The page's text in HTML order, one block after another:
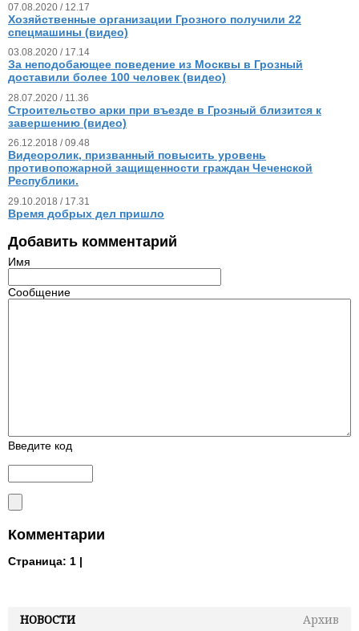
НОВОСТИ
Архив
07.08.2020 / 12.17
Хозяйственные организации Грозного получили 22
спецмашины (видео)
03.08.2020 / 17.14
За неподобающее поведение из Москвы в Грозный
доставили более 100 человек (видео)
28.07.2020 / 11.36
Строительство арки при въезде в Грозный близится к
завершению (видео)
26.12.2018 / 09.48
Видеоролик, призванный повысить уровень
противопожарной защищенности граждан Чеченской
Республики.
29.10.2018 / 17.31
Время добрых дел пришло
Добавить комментарий
Имя
Сообщение
Введите код
Комментарии
Страница: 1 |